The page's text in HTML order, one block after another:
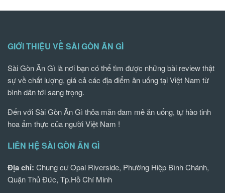
GIỚI THIỆU VỀ SÀI GÒN ĂN GÌ
Sài Gòn Ăn Gì là nơi bạn có thể tìm được những bài review thật
sự về chất lượng, giá cả các địa điểm ăn uống tại Việt Nam từ
bình dân tới sang trọng.
Đến với Sài Gòn Ăn Gì thỏa mãn đam mê ăn uống, tự hào tinh
hoa ẩm thực của người Việt Nam !
LIÊN HỆ SÀI GÒN ĂN GÌ
Địa chỉ: Chung cư Opal Riverside, Phường Hiệp Bình Chánh,
Quận Thủ Đức, Tp.Hồ Chí Minh